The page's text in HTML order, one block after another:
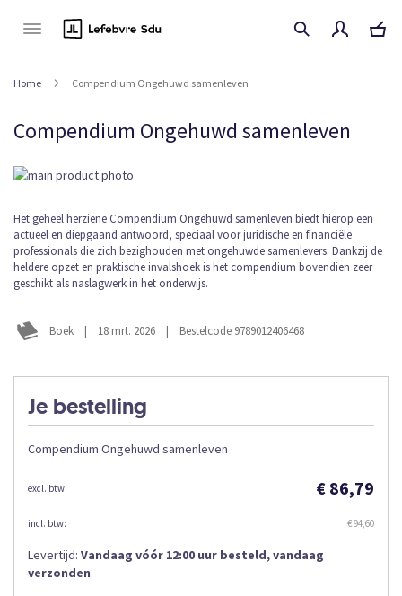
Home Compendium Ongehuwd samenleven
Compendium Ongehuwd samenleven
Je bestelling
Compendium Ongehuwd samenleven
€ 86,79
€ 94,60
Levertijd: Vandaag vóór 12:00 uur besteld, vandaag
verzonden
Ga
het
einde
van
de
afbeeldingen-
Boek | 18 mrt. 2026 | Bestelcode 9789012406468
Ga
naar
het
begin
van
afbeeldingen-
gallerij
Het geheel herziene Compendium Ongehuwd samenleven biedt hierop een
actueel en diepgaand antwoord, speciaal voor juridische en financiële
professionals die zich bezighouden met ongehuwde samenlevers. Dankzij de
heldere opzet en praktische invalshoek is het compendium bovendien zeer
geschikt als naslagwerk in het onderwijs.